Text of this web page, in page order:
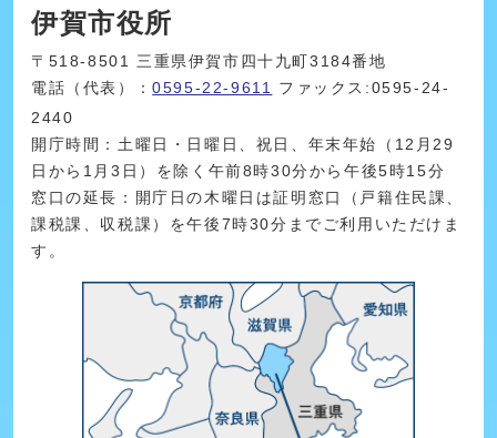
伊賀市役所
〒518-8501 三重県伊賀市四十九町3184番地
電話（代表）：0595-22-9611
ファックス:0595-24-
2440
開庁時間：土曜日・日曜日、祝日、年末年始（12月29
日から1月3日）を除く午前8時30分から午後5時15分
窓口の延長：開庁日の木曜日は証明窓口（戸籍住民課、
課税課、収税課）を午後7時30分までご利用いただけま
す。